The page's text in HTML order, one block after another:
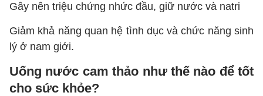
Gây nên triệu chứng nhức đầu, giữ nước và natri
Giảm khả năng quan hệ tình dục và chức năng sinh
lý ở nam giới.
Uống nước cam thảo như thế nào để tốt
cho sức khỏe?